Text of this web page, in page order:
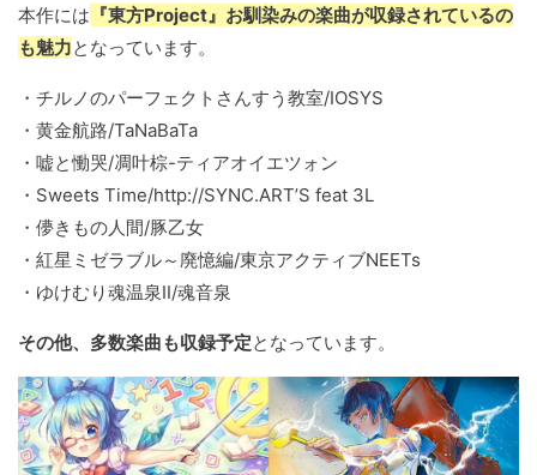
本作には 『東方Project』お馴染みの楽曲が収録されているの
も魅力となっています。
・チルノのパーフェクトさんすう教室/IOSYS
・黄金航路/TaNaBaTa
・嘘と慟哭/凋叶棕-ティアオイエツォン
・Sweets Time/http://SYNC.ARTʼS feat 3L
・儚きもの人間/豚乙女
・紅星ミゼラブル～廃憶編/東京アクティブNEETs
・ゆけむり魂温泉Ⅱ/魂音泉
その他、多数楽曲も収録予定となっています。